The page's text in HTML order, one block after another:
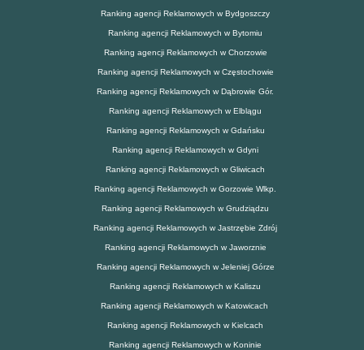
Ranking agencji Reklamowych w Bydgoszczy
Ranking agencji Reklamowych w Bytomiu
Ranking agencji Reklamowych w Chorzowie
Ranking agencji Reklamowych w Częstochowie
Ranking agencji Reklamowych w Dąbrowie Gór.
Ranking agencji Reklamowych w Elblągu
Ranking agencji Reklamowych w Gdańsku
Ranking agencji Reklamowych w Gdyni
Ranking agencji Reklamowych w Gliwicach
Ranking agencji Reklamowych w Gorzowie Wlkp.
Ranking agencji Reklamowych w Grudziądzu
Ranking agencji Reklamowych w Jastrzębie Zdrój
Ranking agencji Reklamowych w Jaworznie
Ranking agencji Reklamowych w Jeleniej Górze
Ranking agencji Reklamowych w Kaliszu
Ranking agencji Reklamowych w Katowicach
Ranking agencji Reklamowych w Kielcach
Ranking agencji Reklamowych w Koninie